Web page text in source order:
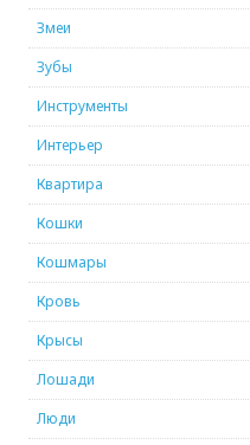
Змеи
Зубы
Инструменты
Интерьер
Квартира
Кошки
Кошмары
Кровь
Крысы
Лошади
Люди